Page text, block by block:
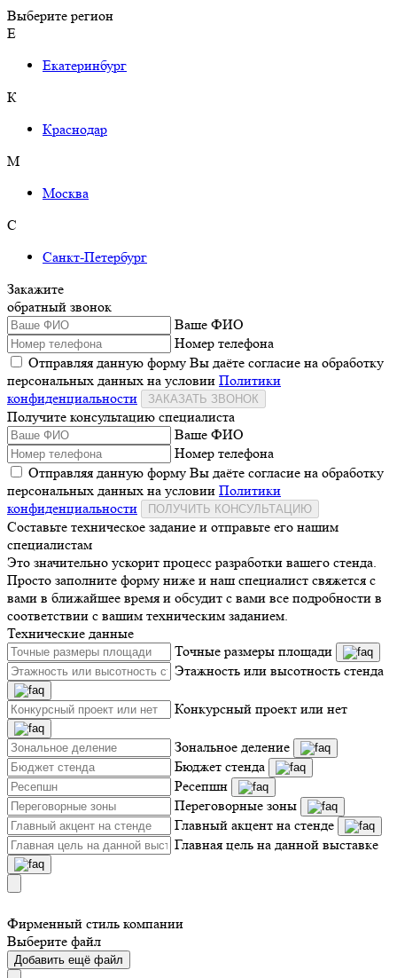
Выберите регион
Е
Екатеринбург
К
Краснодар
М
Москва
С
Санкт-Петербург
Закажите
обратный звонок
Ваше ФИО
Номер телефона
Отправляя данную форму Вы даёте согласие на обработку
персональных данных на условии Политики
конфиденциальности
ЗАКАЗАТЬ ЗВОНОК
Получите консультацию специалиста
Ваше ФИО
Номер телефона
Отправляя данную форму Вы даёте согласие на обработку
персональных данных на условии Политики
конфиденциальности
ПОЛУЧИТЬ КОНСУЛЬТАЦИЮ
Составьте техническое задание и отправьте его нашим
специалистам
Это значительно ускорит процесс разработки вашего стенда.
Просто заполните форму ниже и наш специалист свяжется с
вами в ближайшее время и обсудит с вами все подробности в
соответствии с вашим техническим заданием.
Технические данные
Точные размеры площади
Этажность или высотность стенда
Конкурсный проект или нет
Зональное деление
Бюджет стенда
Ресепшн
Переговорные зоны
Главный акцент на стенде
Главная цель на данной выставке
Фирменный стиль компании
Выберите файл
Добавить ещё файл